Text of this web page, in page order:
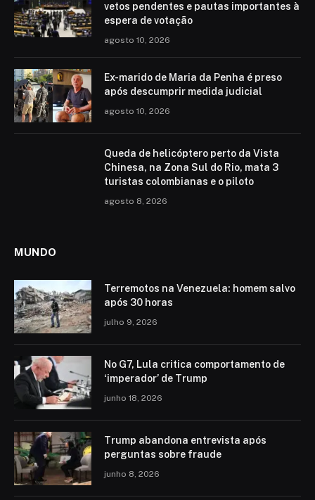
vetos pendentes e pautas importantes à
espera de votação
agosto 10, 2026
Ex-marido de Maria da Penha é preso
após descumprir medida judicial
agosto 10, 2026
Queda de helicóptero perto da Vista
Chinesa, na Zona Sul do Rio, mata 3
turistas colombianas e o piloto
agosto 8, 2026
MUNDO
Terremotos na Venezuela: homem salvo
após 30 horas
julho 9, 2026
No G7, Lula critica comportamento de
‘imperador’ de Trump
junho 18, 2026
Trump abandona entrevista após
perguntas sobre fraude
junho 8, 2026